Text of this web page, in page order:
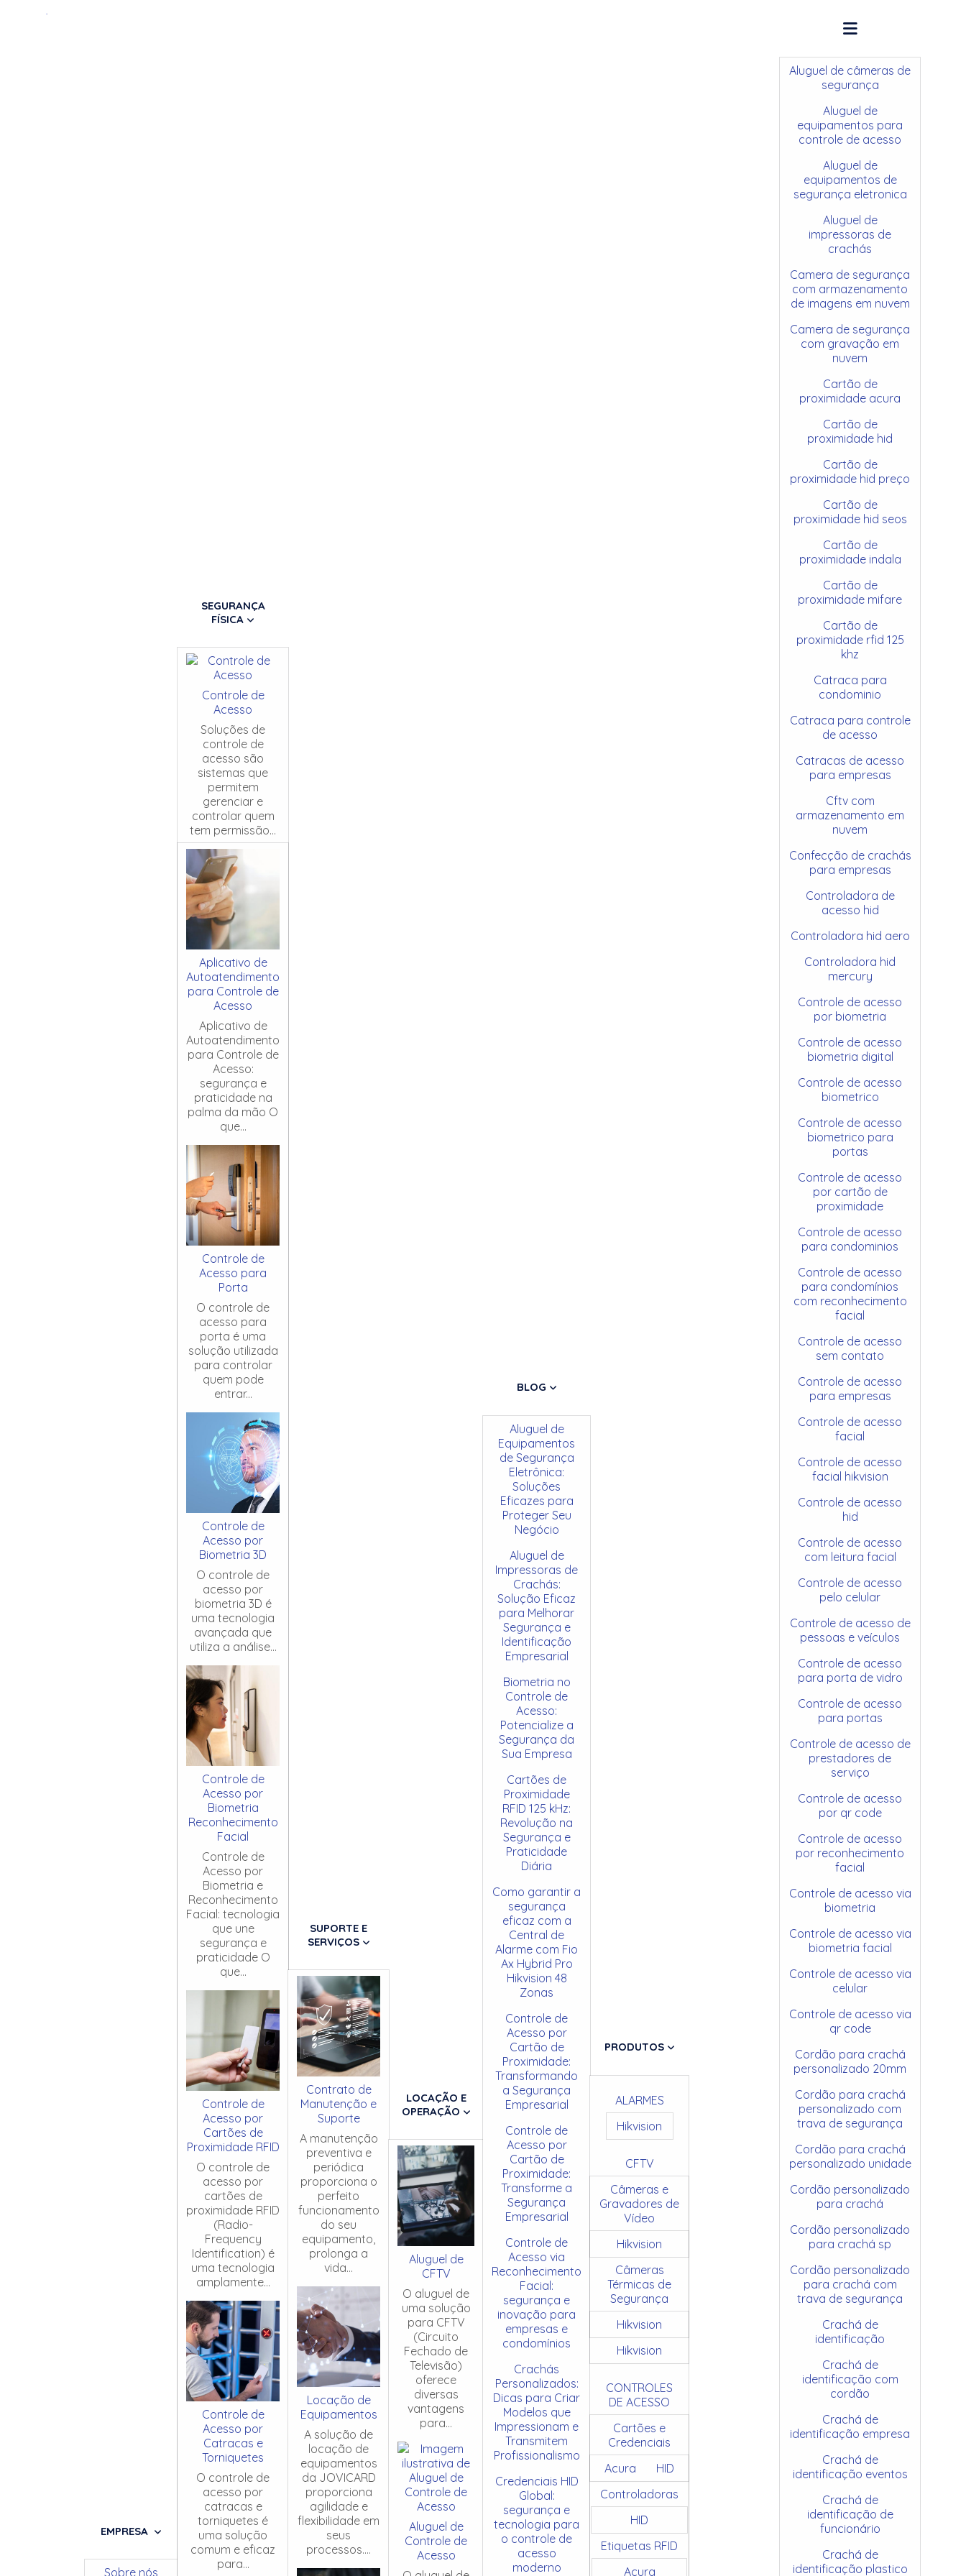
EMPRESA
Sobre nós
SEGURANÇA
FÍSICA
Controle de
Acesso
Soluções de
controle de
acesso são
sistemas que
permitem
gerenciar e
controlar quem
tem permissão...
Aplicativo de
Autoatendimento
para Controle de
Acesso
Aplicativo de
Autoatendimento
para Controle de
Acesso:
segurança e
praticidade na
palma da mão O
que...
Controle de
Acesso para
Porta
O controle de
acesso para
porta é uma
solução utilizada
para controlar
quem pode
entrar...
Controle de
Acesso por
Biometria 3D
O controle de
acesso por
biometria 3D é
uma tecnologia
avançada que
utiliza a análise...
Controle de
Acesso por
Biometria
Reconhecimento
Facial
Controle de
Acesso por
Biometria e
Reconhecimento
Facial: tecnologia
que une
segurança e
praticidade O
que...
Controle de
Acesso por
Cartões de
Proximidade RFID
O controle de
acesso por
cartões de
proximidade RFID
(Radio-
Frequency
Identification) é
uma tecnologia
amplamente...
Controle de
Acesso por
Catracas e
Torniquetes
O controle de
acesso por
catracas e
torniquetes é
uma solução
comum e eficaz
para...
SUPORTE E
SERVIÇOS
Contrato de
Manutenção e
Suporte
A manutenção
preventiva e
periódica
proporciona o
perfeito
funcionamento
do seu
equipamento,
prolonga a
vida...
Locação de
Equipamentos
A solução de
locação de
equipamentos
da JOVICARD
proporciona
agilidade e
flexibilidade em
seus
processos....
LOCAÇÃO E
OPERAÇÃO
Aluguel de
CFTV
O aluguel de
uma solução
para CFTV
(Circuito
Fechado de
Televisão)
oferece
diversas
vantagens
para...
Aluguel de
Controle de
Acesso
BLOG
Aluguel de
Equipamentos
de Segurança
Eletrônica:
Soluções
Eficazes para
Proteger Seu
Negócio
Aluguel de
Impressoras de
Crachás:
Solução Eficaz
para Melhorar
Segurança e
Identificação
Empresarial
Biometria no
Controle de
Acesso:
Potencialize a
Segurança da
Sua Empresa
Cartões de
Proximidade
RFID 125 kHz:
Revolução na
Segurança e
Praticidade
Diária
Como garantir a
segurança
eficaz com a
Central de
Alarme com Fio
Ax Hybrid Pro
Hikvision 48
Zonas
Controle de
Acesso por
Cartão de
Proximidade:
Transformando
a Segurança
Empresarial
Controle de
Acesso por
Cartão de
Proximidade:
Transforme a
Segurança
Empresarial
Controle de
Acesso via
Reconhecimento
Facial:
segurança e
inovação para
empresas e
condomínios
Crachás
Personalizados:
Dicas para Criar
Modelos que
Impressionam e
Transmitem
Profissionalismo
Credenciais HID
Global:
segurança e
tecnologia para
o controle de
acesso
moderno
PRODUTOS
ALARMES
Hikvision
CFTV
Câmeras e
Gravadores de
Vídeo
Hikvision
Câmeras
Térmicas de
Segurança
Hikvision
Hikvision
CONTROLES
DE ACESSO
Cartões e
Credenciais
Acura
HID
Controladoras
HID
Etiquetas RFID
Acura
Aluguel de câmeras de
segurança
Aluguel de
equipamentos para
controle de acesso
Aluguel de
equipamentos de
segurança eletronica
Aluguel de
impressoras de
crachás
Camera de segurança
com armazenamento
de imagens em nuvem
Camera de segurança
com gravação em
nuvem
Cartão de
proximidade acura
Cartão de
proximidade hid
Cartão de
proximidade hid preço
Cartão de
proximidade hid seos
Cartão de
proximidade indala
Cartão de
proximidade mifare
Cartão de
proximidade rfid 125
khz
Catraca para
condominio
Catraca para controle
de acesso
Catracas de acesso
para empresas
Cftv com
armazenamento em
nuvem
Confecção de crachás
para empresas
Controladora de
acesso hid
Controladora hid aero
Controladora hid
mercury
Controle de acesso
por biometria
Controle de acesso
biometria digital
Controle de acesso
biometrico
Controle de acesso
biometrico para
portas
Controle de acesso
por cartão de
proximidade
Controle de acesso
para condominios
Controle de acesso
para condomínios
com reconhecimento
facial
Controle de acesso
sem contato
Controle de acesso
para empresas
Controle de acesso
facial
Controle de acesso
facial hikvision
Controle de acesso
hid
Controle de acesso
com leitura facial
Controle de acesso
pelo celular
Controle de acesso de
pessoas e veículos
Controle de acesso
para porta de vidro
Controle de acesso
para portas
Controle de acesso de
prestadores de
serviço
Controle de acesso
por qr code
Controle de acesso
por reconhecimento
facial
Controle de acesso via
biometria
Controle de acesso via
biometria facial
Controle de acesso via
celular
Controle de acesso via
qr code
Cordão para crachá
personalizado 20mm
Cordão para crachá
personalizado com
trava de segurança
Cordão para crachá
personalizado unidade
Cordão personalizado
para crachá
Cordão personalizado
para crachá sp
Cordão personalizado
para crachá com
trava de segurança
Crachá de
identificação
Crachá de
identificação com
cordão
Crachá de
identificação empresa
Crachá de
identificação eventos
Crachá de
identificação de
funcionário
Crachá de
identificação plastico